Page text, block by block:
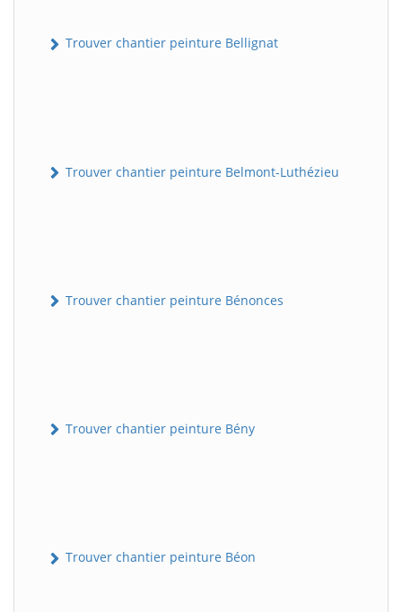
Trouver chantier peinture Bellignat
Trouver chantier peinture Belmont-Luthézieu
Trouver chantier peinture Bénonces
Trouver chantier peinture Bény
Trouver chantier peinture Béon